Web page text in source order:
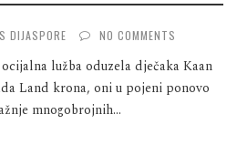
DIJASPORE NO COMMENTS
lužba oduzela dječaka Kaan
Land krona, oni u pojeni ponovo
mnogobrojnih...